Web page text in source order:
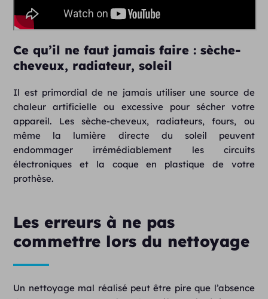
Ce qu’il ne faut jamais faire : sèche-
cheveux, radiateur, soleil
Il est primordial de ne jamais utiliser une source de
chaleur artificielle ou excessive pour sécher votre
appareil. Les sèche-cheveux, radiateurs, fours, ou
même la lumière directe du soleil peuvent
endommager irrémédiablement les circuits
électroniques et la coque en plastique de votre
prothèse.
Les erreurs à ne pas
commettre lors du nettoyage
Un nettoyage mal réalisé peut être pire que l’absence